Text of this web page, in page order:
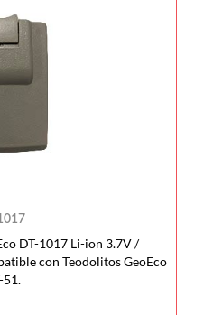
DT-1017 Li-ion 3.7V /
con Teodolitos GeoEco
51.